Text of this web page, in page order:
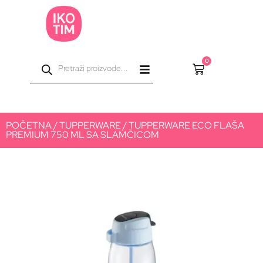
0
POČETNA/TUPPERWARE/ TUPPERWARE ECO FLAŠA
PREMIUM 750 ML SA SLAMČICOM